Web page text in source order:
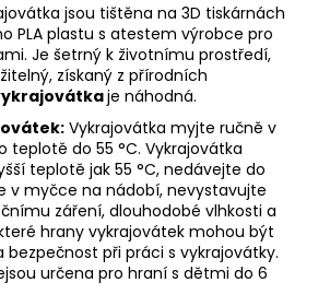
jsou tištěna na 3D tiskárnách
PLA plastu s atestem výrobce pro
Je šetrný k životnímu prostředí,
získaný z přírodních
je náhodná.
Vykrajovátka myjte ručně v
teplotě do 55 °C. Vykrajovátka
teplotě jak 55 °C, nedávejte do
v myčce na nádobí, nevystavujte
záření, dlouhodobé vlhkosti a
hrany vykrajovátek mohou být
bezpečnost při práci s vykrajovátky.
určena pro hraní s dětmi do 6